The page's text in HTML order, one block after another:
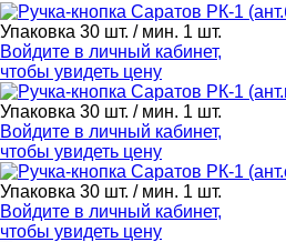
Упаковка 30 шт. / мин. 1 шт.
Войдите в личный кабинет,
чтобы увидеть цену
Упаковка 30 шт. / мин. 1 шт.
Войдите в личный кабинет,
чтобы увидеть цену
Упаковка 30 шт. / мин. 1 шт.
Войдите в личный кабинет,
чтобы увидеть цену